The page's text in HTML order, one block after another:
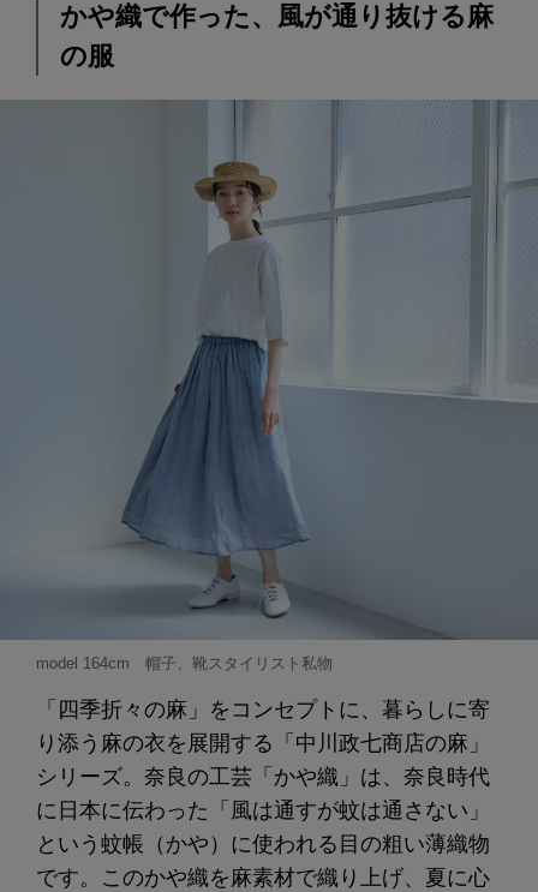
かや織で作った、風が通り抜ける麻
の服
model 164cm 帽子、靴スタイリスト私物
「四季折々の麻」をコンセプトに、暮らしに寄
り添う麻の衣を展開する「中川政七商店の麻」
シリーズ。奈良の工芸「かや織」は、奈良時代
に日本に伝わった「風は通すが蚊は通さない」
という蚊帳（かや）に使われる目の粗い薄織物
です。このかや織を麻素材で織り上げ、夏に心